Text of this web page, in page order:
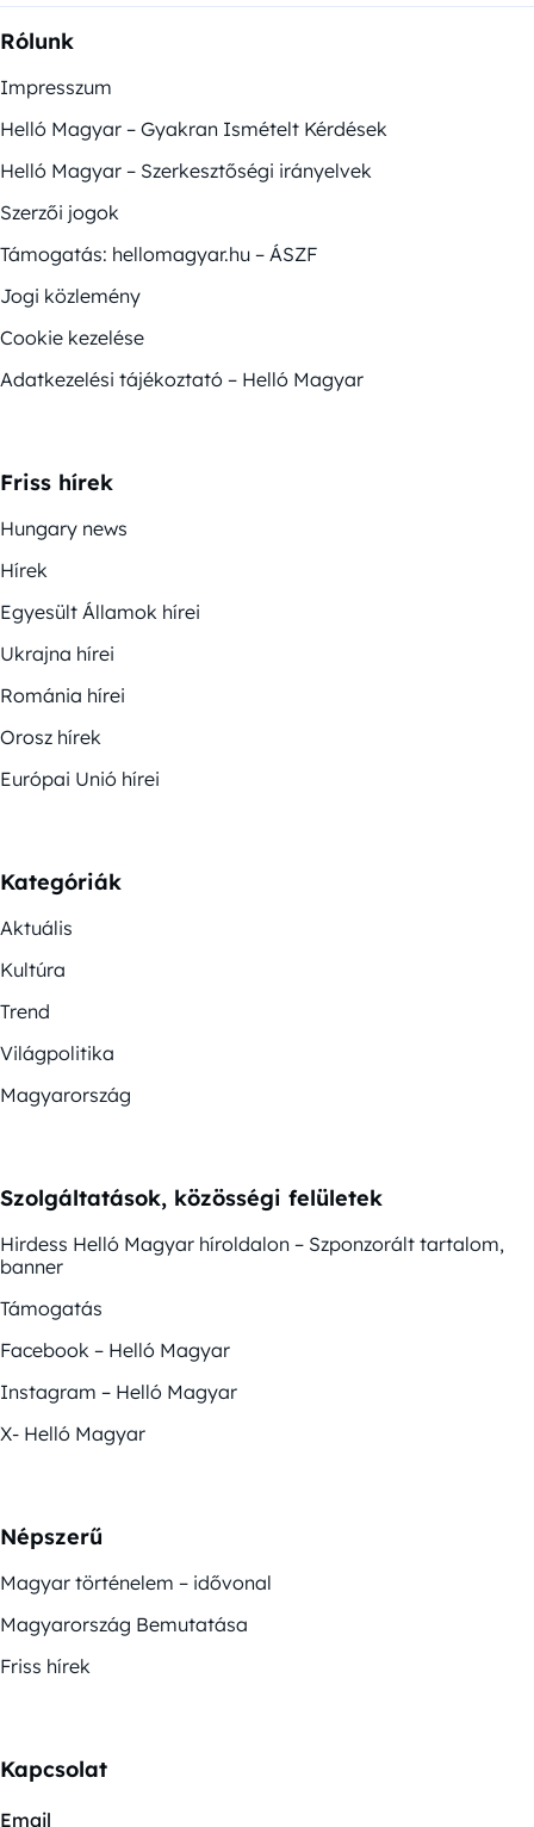
Rólunk
Impresszum
Helló Magyar – Gyakran Ismételt Kérdések
Helló Magyar – Szerkesztőségi irányelvek
Szerzői jogok
Támogatás: hellomagyar.hu – ÁSZF
Jogi közlemény
Cookie kezelése
Adatkezelési tájékoztató – Helló Magyar
Friss hírek
Hungary news
Hírek
Egyesült Államok hírei
Ukrajna hírei
Románia hírei
Orosz hírek
Európai Unió hírei
Kategóriák
Aktuális
Kultúra
Trend
Világpolitika
Magyarország
Szolgáltatások, közösségi felületek
Hirdess Helló Magyar híroldalon – Szponzorált tartalom,
banner
Támogatás
Facebook – Helló Magyar
Instagram – Helló Magyar
X- Helló Magyar
Népszerű
Magyar történelem – idővonal
Magyarország Bemutatása
Friss hírek
Kapcsolat
Email